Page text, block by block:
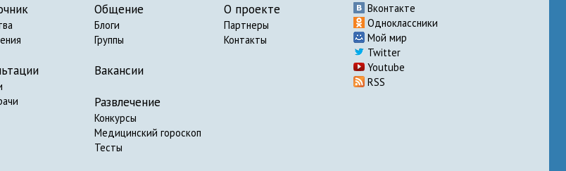
Общение
Блоги
Группы
Вакансии
Развлечение
Конкурсы
Медицинский гороскоп
Тесты
О проекте
Партнеры
Контакты
Вконтакте
Одноклассники
Мой мир
Twitter
Youtube
RSS